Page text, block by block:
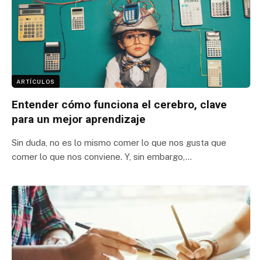
ARTÍCULOS
Entender cómo funciona el cerebro, clave
para un mejor aprendizaje
Sin duda, no es lo mismo comer lo que nos gusta que
comer lo que nos conviene. Y, sin embargo,…